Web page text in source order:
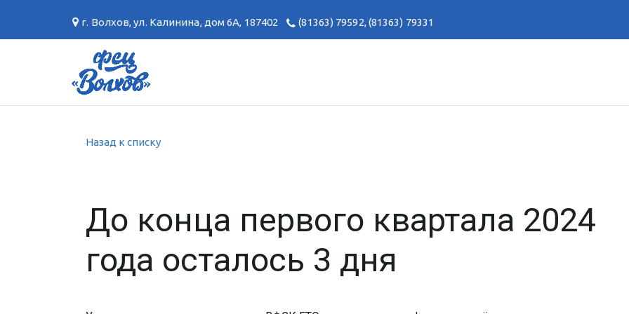
г. Волхов,ул. Калинина, дом 6А, 187402 (81363) 79592,(81363) 79331
Назад к списку
До конца первого квартала 2024
года осталось 3 дня